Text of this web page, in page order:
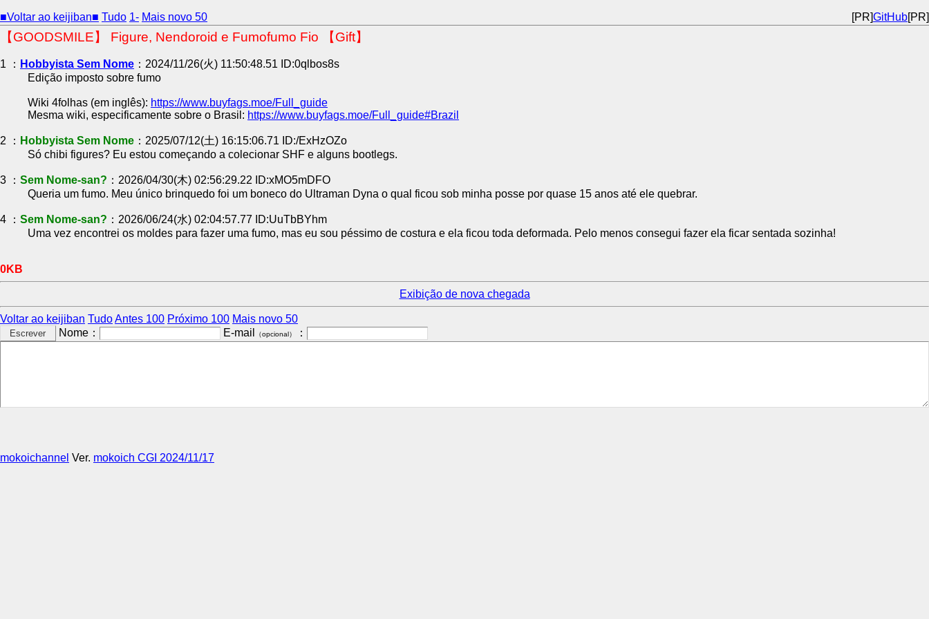
■Voltar ao keijiban■ Tudo 1- Mais novo 50 [PR]GitHub[PR]
【GOODSMILE】 Figure, Nendoroid e Fumofumo Fio 【Gift】
1 ： Hobbyista Sem Nome ：2024/11/26(火) 11:50:48.51 ID:0qlbos8s
Edição imposto sobre fumo
Wiki 4folhas (em inglês): https://www.buyfags.moe/Full_guide
Mesma wiki, especificamente sobre o Brasil: https://www.buyfags.moe/Full_guide#Brazil
2 ： Hobbyista Sem Nome ：2025/07/12(土) 16:15:06.71 ID:/ExHzOZo
Só chibi figures? Eu estou começando a colecionar SHF e alguns bootlegs.
3 ： Sem Nome-san? ：2026/04/30(木) 02:56:29.22 ID:xMO5mDFO
Queria um fumo. Meu único brinquedo foi um boneco do Ultraman Dyna o qual ficou sob minha posse por quase 15 anos até ele quebrar.
4 ： Sem Nome-san? ：2026/06/24(水) 02:04:57.77 ID:UuTbBYhm
Uma vez encontrei os moldes para fazer uma fumo, mas eu sou péssimo de costura e ela ficou toda deformada. Pelo menos consegui fazer ela ficar sentada sozinha!
0KB
Exibição de nova chegada
Voltar ao keijiban TudoAntes 100 Próximo 100 Mais novo 50
Nome：
E-mail （opcional） ：
mokoichannel Ver. mokoich CGI 2024/11/17